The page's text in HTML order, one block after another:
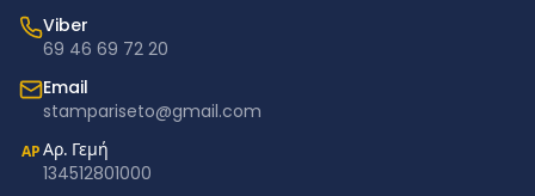
Viber
69 46 69 72 20
Email
stampariseto@gmail.com
ΑΡΑρ. Γεμή
134512801000